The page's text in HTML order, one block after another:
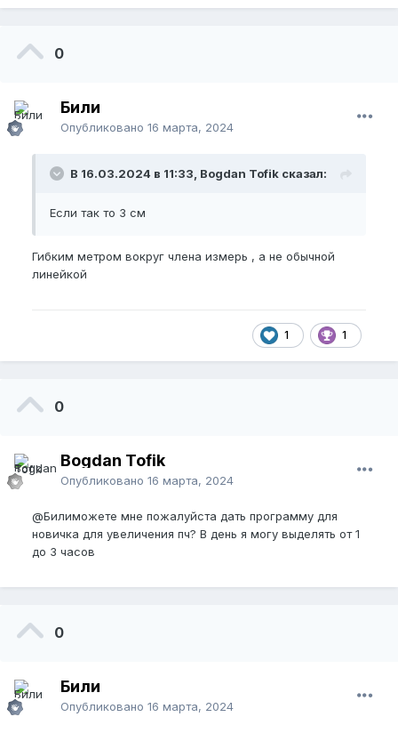
0
Били
Опубликовано 16 марта, 2024
В 16.03.2024 в 11:33, Bogdan Tofik сказал:
Если так то 3 см
Гибким метром вокруг члена измерь , а не обычной
линейкой
1 1
0
Bogdan Tofik
Опубликовано 16 марта, 2024
@Билиможете мне пожалуйста дать программу для
новичка для увеличения пч? В день я могу выделять от 1
до 3 часов
0
Били
Опубликовано 16 марта, 2024